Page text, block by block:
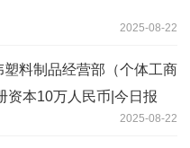
2025-08-22
塑料制品经营部（个体工商
资本10万人民币|今日报
2025-08-22